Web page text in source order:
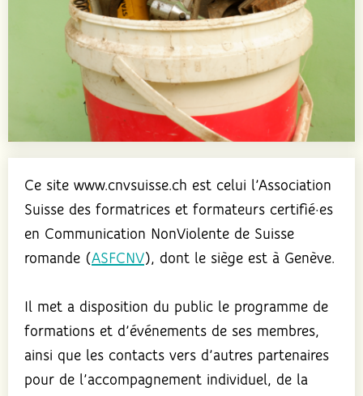
Ce site www.cnvsuisse.ch est celui l’Association
Suisse des formatrices et formateurs certifié·es
en Communication NonViolente de Suisse
romande (ASFCNV), dont le siège est à Genève.
Il met a disposition du public le programme de
formations et d’événements de ses membres,
ainsi que les contacts vers d’autres partenaires
pour de l’accompagnement individuel, de la